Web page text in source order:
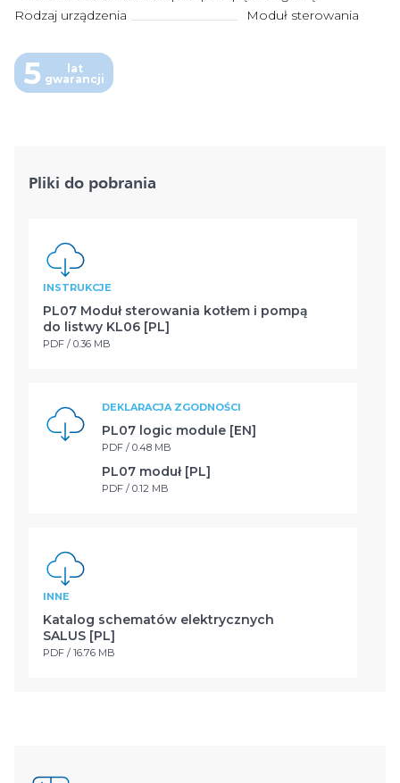
Rodzaj urządzenia
Moduł sterowania
5
lat
gwarancji
Pliki do pobrania
INSTRUKCJE
PL07 Moduł sterowania kotłem i pompą
do listwy KL06 [PL]
PDF / 0.36 MB
DEKLARACJA ZGODNOŚCI
PL07 logic module [EN]
PDF / 0.48 MB
PL07 moduł [PL]
PDF / 0.12 MB
INNE
Katalog schematów elektrycznych
SALUS [PL]
PDF / 16.76 MB